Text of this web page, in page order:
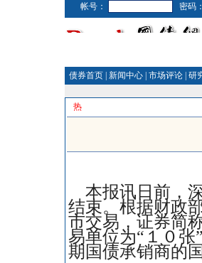
帐号： 密码：
债券首页 新闻中心 市场评论 研
热
本报讯日前，
结束。根据财政
市交易，证券简
易单位为“１０张
期国债承销商的